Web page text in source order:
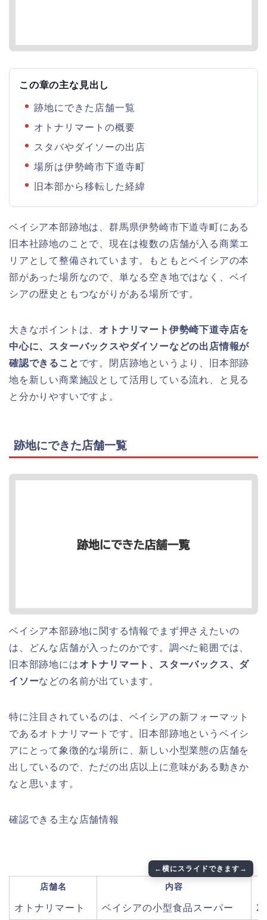
この章の主な見出し
跡地にできた店舗一覧
オトナリマートの概要
スタバやダイソーの出店
場所は伊勢崎市下道寺町
旧本部から移転した経緯
ベイシア本部跡地は、群馬県伊勢崎市下道寺町にある
旧本社跡地のことで、現在は複数の店舗が入る商業エ
リアとして整備されています。もともとベイシアの本
部があった場所なので、単なる空き地ではなく、ベイ
シアの歴史ともつながりがある場所です。
大きなポイントは、 オトナリマート伊勢崎下道寺店を
中心に、スターバックスやダイソーなどの出店情報が
確認できること です。閉店跡地というより、旧本部跡
地を新しい商業施設として活用している流れ、と見る
と分かりやすいですよ。
跡地にできた店舗一覧
ベイシア本部跡地に関する情報でまず押さえたいの
は、どんな店舗が入ったのかです。調べた範囲では、
旧本部跡地にはオトナリマート、スターバックス、ダ
イソーなどの名前が出ています。
特に注目されているのは、ベイシアの新フォーマット
であるオトナリマートです。旧本部跡地というベイシ
アにとって象徴的な場所に、新しい小型業態の店舗を
出しているので、ただの出店以上に意味がある動きか
なと思います。
確認できる主な店舗情報
店舗名 内容
オトナリマート ベイシアの小型食品スーパー